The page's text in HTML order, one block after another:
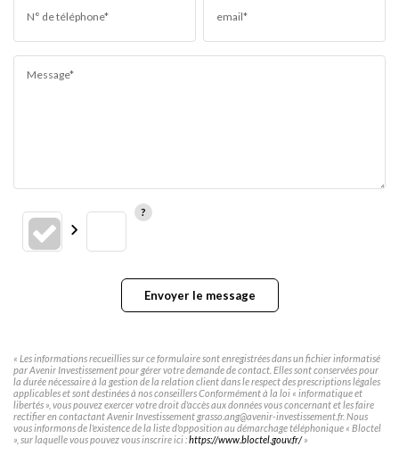
N° de téléphone* email*
Message*
Envoyer le message
« Les informations recueillies sur ce formulaire sont enregistrées dans un fichier informatisé
par Avenir Investissement pour gérer votre demande de contact. Elles sont conservées pour
la durée nécessaire à la gestion de la relation client dans le respect des prescriptions légales
applicables et sont destinées à nos conseillers Conformément à la loi « informatique et
libertés », vous pouvez exercer votre droit d'accès aux données vous concernant et les faire
rectifier en contactant Avenir Investissement grasso.ang@avenir-investissement.fr. Nous
vous informons de l'existence de la liste d'opposition au démarchage téléphonique « Bloctel
», sur laquelle vous pouvez vous inscrire ici :https://www.bloctel.gouv.fr/»